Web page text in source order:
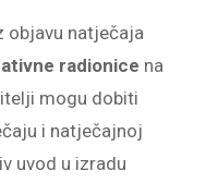
objavu natječaja
radionice na
mogu dobiti
i natječajnoj
uvod u izradu